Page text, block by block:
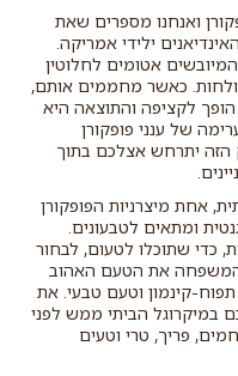
ואנחנו מספרים שאת
ילידי אמריקה.
אטומים לחלוטין
ולחות. כאשר מחממים אותם,
לקציפה והתוצאה היא
של ענני פופקורן
יתרחש אצלכם בתוך
אחת מיצרניות הפופקורן
ומתאים לטבעונים.
כדי שתוכלו לטעום, לבחור
המשפחה את הטעם האהוב
קינמון וטעם טבעי. את
במיקרוגל הביתי ממש לפני
פריך, טרי וטעים